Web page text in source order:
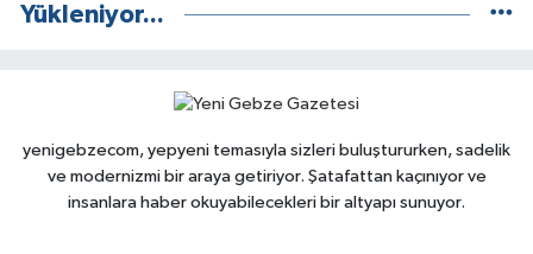
Yükleniyor...
yenigebzecom, yepyeni temasıyla sizleri buluştururken, sadelik
ve modernizmi bir araya getiriyor. Şatafattan kaçınıyor ve
insanlara haber okuyabilecekleri bir altyapı sunuyor.